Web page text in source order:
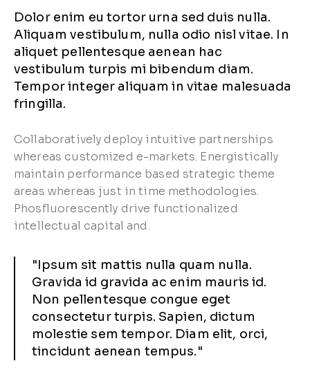
Dolor enim eu tortor urna sed duis nulla.
Aliquam vestibulum, nulla odio nisl vitae. In
aliquet pellentesque aenean hac
vestibulum turpis mi bibendum diam.
Tempor integer aliquam in vitae malesuada
fringilla.
Collaboratively deploy intuitive partnerships
whereas customized e-markets. Energistically
maintain performance based strategic theme
areas whereas just in time methodologies.
Phosfluorescently drive functionalized
intellectual capital and.
"Ipsum sit mattis nulla quam nulla.
Gravida id gravida ac enim mauris id.
Non pellentesque congue eget
consectetur turpis. Sapien, dictum
molestie sem tempor. Diam elit, orci,
tincidunt aenean tempus."